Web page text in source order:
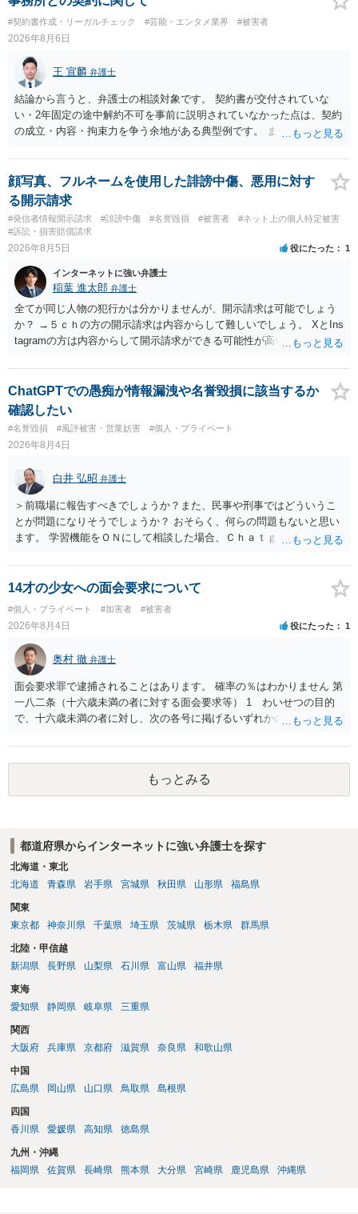
#契約書作成・リーガルチェック #芸能・エンタメ業界 #被害者
2026年8月6日
王 宣麟 弁護士
結論から言うと、弁護士の相談対象です。 契約書が交付されていな
い・2年固定の途中解約不可を事前に説明されていなかった点は、契約
の成立・内容・拘束力を争う余地がある典型例です。 まずは、運営と
みてはいかがでしょうか。 また同時並行で（もしまだされていないの
であれば）書面で退所意思の明確化はしておくべきだと考えます。
顔写真、フルネームを使用した誹謗中傷、悪用に対す
る開示請求
#発信者情報開示請求 #誹謗中傷 #名誉毀損 #被害者
#ネット上の個人特定被害
#訴訟・損害賠償請求
2026年8月5日 役にたった 1
インターネットに強い弁護士
稲葉 進太郎 弁護士
全てが同じ人物の犯行かは分かりませんが、開示請求は可能でしょう
か？ →５ｃｈの方の開示請求は内容からして難しいでしょう。 XとIns
tagramの方は内容からして開示請求ができる可能性が高いでしょう。
いでしょう。７月中にアカウントが削除されている場合、今から進め
ても失敗する可能性が高いように思われます。 相手を特定できた場
合、相手に全ての弁護士費用を負担させることは可能でしょうか？ →
訴訟外の交渉で相手方が認めれば負担させることができるでしょう。
訴訟で判決となった場合は、実際の弁護士費用が認められる場合と認
められない場合があり何ともいえないところでしょう。
ChatGPTでの愚痴が情報漏洩や名誉毀損に該当するか
確認したい
#名誉毀損 #風評被害・営業妨害 #個人・プライベート
2026年8月4日
白井 弘昭 弁護士
＞前職場に報告すべきでしょうか？また、民事や刑事ではどういうこ
とが問題になりそうでしょうか？ おそらく、何らの問題もないと思い
ます。 学習機能をＯＮにして相談した場合、Ｃｈａｔｇｐｔがｏｐｅ
する可能性がありますが、個人名や会社名を特定していない限り、一
般論として抽象化されて回答に織り込まれる可能性が生じるにすぎま
せんので、その情報自体が、秘密情報に当たるとは思えませんし、名
誉棄損として、個人や会社に対する誹謗中傷の不特定多数への公開に
当たるとも思われません。 もちろん、誰がその内容をｃｈａｔｇｐｔ
に入力したかも第三者にしられることはないので、個人や会社の特定
をせずに書き込んだことで（おそらく特定して書き込んだとして
も）、相談者さんが刑事民事の責任に問われることはないでしょう。
私見ながらご参考まで。
14才の少女への面会要求について
#個人・プライベート #加害者 #被害者
2026年8月4日 役にたった 1
奥村 徹 弁護士
面会要求罪で逮捕されることはあります。 確率の％はわかりません 第
一八二条（十六歳未満の者に対する面会要求等） 1 わいせつの目的
で、十六歳未満の者に対し、次の各号に掲げるいずれかの行為をした
が生まれた日より五年以上前の日に生まれた者に限る。）は、一年以
下の拘禁刑又は五十万円以下の罰金に処する。 一 威迫し、偽計を用
い又は誘惑して面会を要求すること。 二 拒まれたにもかかわらず、
反復して面会を要求すること。 三 金銭その他の利益を供与し、又は
二年以下の拘禁刑又は百万円以下の罰金に処する。
もっとみる
都道府県からインターネットに強い弁護士を探す
北海道・東北
北海道
青森県 岩手県 宮城県 秋田県 山形県 福島県
関東
東京都
神奈川県 千葉県 埼玉県 茨城県 栃木県 群馬県
北陸・甲信越
新潟県
長野県 山梨県 石川県 富山県 福井県
東海
愛知県
静岡県 岐阜県 三重県
関西
大阪府
兵庫県 京都府 滋賀県 奈良県 和歌山県
中国
広島県
岡山県 山口県 鳥取県 島根県
四国
香川県
愛媛県 高知県 徳島県
九州・沖縄
福岡県
佐賀県 長崎県 熊本県 大分県 宮崎県 鹿児島県 沖縄県